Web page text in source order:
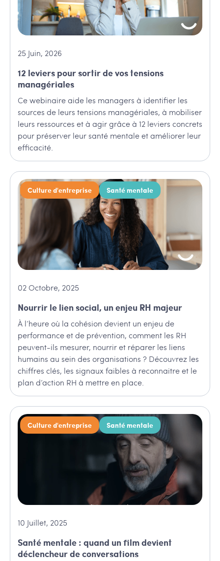
25 Juin, 2026
12 leviers pour sortir de vos tensions
managériales
Ce webinaire aide les managers à identifier les
sources de leurs tensions managériales, à mobiliser
leurs ressources et à agir grâce à 12 leviers concrets
pour préserver leur santé mentale et améliorer leur
efficacité.
02 Octobre, 2025
Nourrir le lien social, un enjeu RH majeur
À l’heure où la cohésion devient un enjeu de
performance et de prévention, comment les RH
peuvent-ils mesurer, nourrir et réparer les liens
humains au sein des organisations ? Découvrez les
chiffres clés, les signaux faibles à reconnaitre et le
plan d’action RH à mettre en place.
Culture d'entreprise Santé mentale
10 Juillet, 2025
Santé mentale : quand un film devient
déclencheur de conversations
Culture d'entreprise Santé mentale